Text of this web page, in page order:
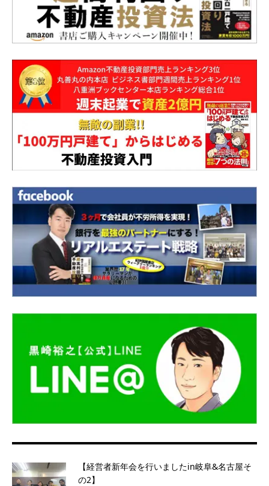
【経営者新年会を行いましたin岐阜&名古屋そ
の2】